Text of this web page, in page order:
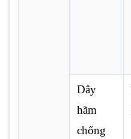
Dây
hãm
chống